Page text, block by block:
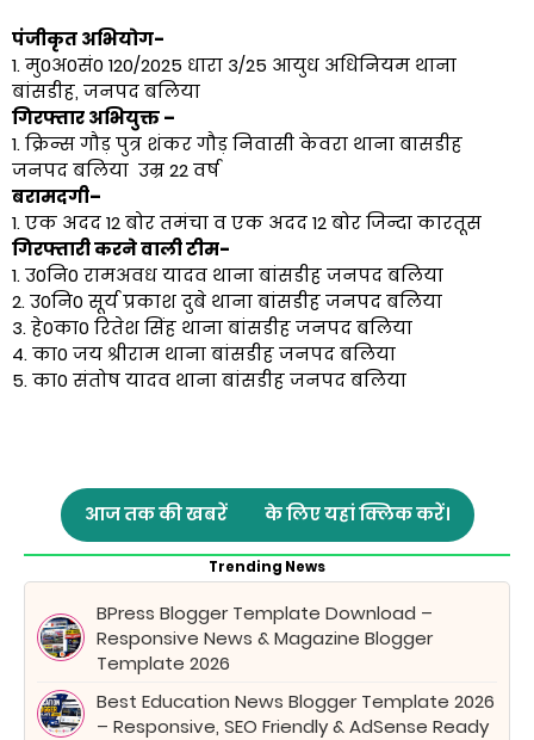
पंजीकृत अभियोग-
1. मु0अ0सं0 120/2025 धारा 3/25 आयुध अधिनियम थाना
बांसडीह, जनपद बलिया
गिरफ्तार अभियुक्त –
1. क्रिन्स गौड़ पुत्र शंकर गौड़ निवासी केवरा थाना बासडीह
जनपद बलिया उम्र 22 वर्ष
बरामदगी–
1. एक अदद 12 बोर तमंचा व एक अदद 12 बोर जिन्दा कारतूस
गिरफ्तारी करने वाली टीम-
1. उ0नि0 रामअवध यादव थाना बांसडीह जनपद बलिया
2. उ0नि0 सूर्य प्रकाश दुबे थाना बांसडीह जनपद बलिया
3. हे0का0 रितेश सिंह थाना बांसडीह जनपद बलिया
4. का0 जय श्रीराम थाना बांसडीह जनपद बलिया
5. का0 संतोष यादव थाना बांसडीह जनपद बलिया
आज तक की खबरें के लिए यहां क्लिक करें।
Trending News
BPress Blogger Template Download –
Responsive News & Magazine Blogger
Template 2026
Best Education News Blogger Template 2026
– Responsive, SEO Friendly & AdSense Ready